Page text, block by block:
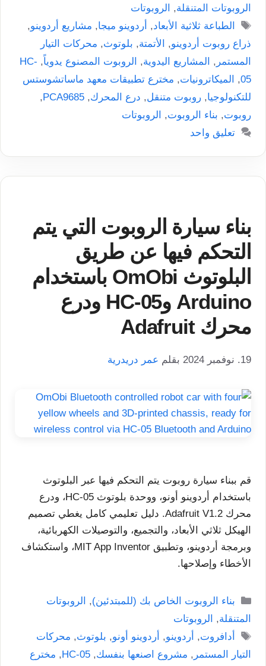
الروبوتات المتنقلة,
الروبوتات
الوسوم
الطباعة ثلاثية الأبعاد, أردوينو ميجا, مشاريع أردوينو,
ذراع روبوت أردوينو, الأتمتة, بلوتوث, محركات التيار
المستمر , المشاريع اليدوية, الروبوت المصنوع يدوياً,
HC-
05
, الميكاترونيات, مخترع تطبيقات معهد ماساتشوستس
للتكنولوجيا, روبوت متنقل, درع المحرك,
PCA9685
,
روبوت, بناء الروبوت,
الروبوتات
تعليق واحد
بناء سيارة الروبوت التي يتم
التحكم فيها عن طريق
البلوتوث OmObi باستخدام
Arduino وHC-05 ودرع
محرك Adafruit
19. نوفمبر 2024 بقلم عمر دريدرية
قم ببناء سيارة روبوت يتم التحكم فيها عبر البلوتوث
باستخدام أردوينو أونو، ووحدة بلوتوث HC-05، ودرع
محرك Adafruit V1.2. دليل تعليمي كامل يغطي تصميم
الهيكل ثلاثي الأبعاد، والتجميع، والتوصيلات الكهربائية،
وبرمجة أردوينو، وتطبيق MIT App Inventor، واستكشاف
الأخطاء وإصلاحها.
التصنيفات
بناء الروبوت الخاص بك (للمبتدئين),
الروبوتات
المتنقلة,
الروبوتات
الوسوم
أدافروت, أردوينو, أردوينو أونو, بلوتوث, محركات
التيار المستمر , مشروع اصنعها بنفسك,
HC-05
, مخترع